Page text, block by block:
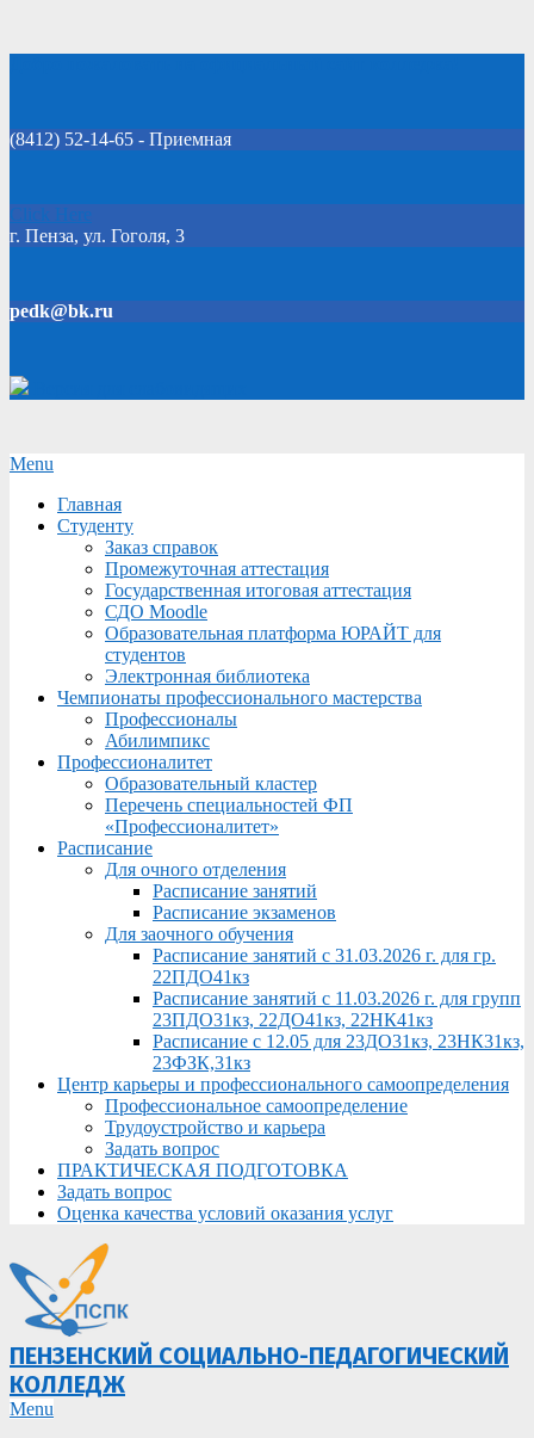
(8412) 52-14-65 - Приемная
Click Here
г. Пенза, ул. Гоголя, 3
pedk@bk.ru
Secondary
Menu
Menu
Главная
Студенту
Заказ справок
Промежуточная аттестация
Государственная итоговая аттестация
СДО Moodle
Образовательная платформа ЮРАЙТ для
студентов
Электронная библиотека
Чемпионаты профессионального мастерства
Профессионалы
Абилимпикс
Профессионалитет
Образовательный кластер
Перечень специальностей ФП
«Профессионалитет»
Расписание
Для очного отделения
Расписание занятий
Расписание экзаменов
Для заочного обучения
Расписание занятий с 31.03.2026 г. для гр.
22ПДО41кз
Расписание занятий с 11.03.2026 г. для групп
23ПДО31кз, 22ДО41кз, 22НК41кз
Расписание с 12.05 для 23ДО31кз, 23НК31кз,
23ФЗК,31кз
Центр карьеры и профессионального самоопределения
Профессиональное самоопределение
Трудоустройство и карьера
Задать вопрос
ПРАКТИЧЕСКАЯ ПОДГОТОВКА
Задать вопрос
Оценка качества условий оказания услуг
ПЕНЗЕНСКИЙ СОЦИАЛЬНО-ПЕДАГОГИЧЕСКИЙ
КОЛЛЕДЖ
Primary
Menu